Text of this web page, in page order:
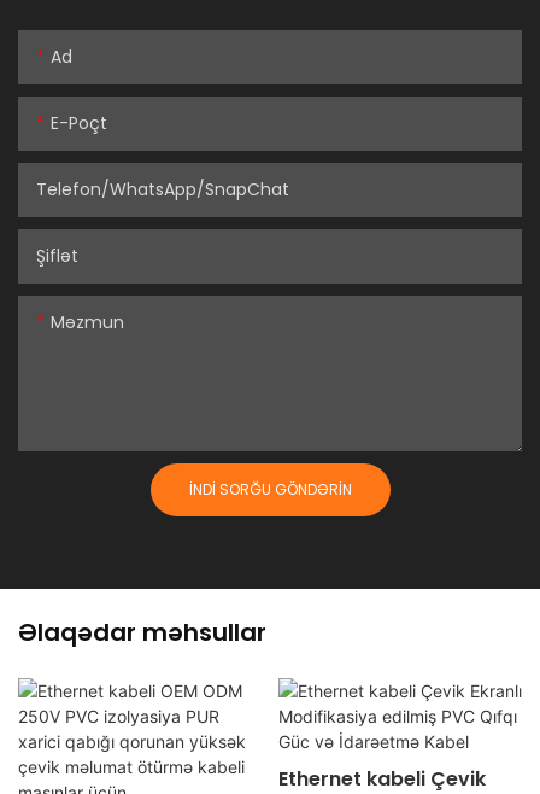
Ad
E-Poçt
Telefon/WhatsApp/SnapChat
Şiflət
Məzmun
İNDI SORĞU GÖNDƏRIN
Əlaqədar məhsullar
Ethernet kabeli Çevik